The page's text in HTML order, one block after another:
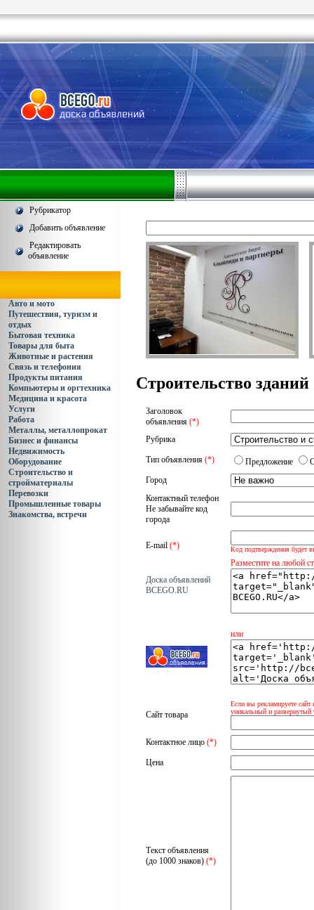
Рубрикатор
Добавить объявление
Редактировать
объявление
Авто и мото
Путешествия, туризм и
отдых
Бытовая техника
Товары для быта
Животные и растения
Связь и телефония
Продукты питания
Компьютеры и оргтехника
Медицина и красота
Услуги
Работа
Металлы, металлопрокат
Бизнес и финансы
Недвижимость
Оборудование
Строительство и
стройматериалы
Перевозки
Промышленные товары
Знакомства, встречи
Строительство зданий
Заголовок
объявления (*)
Рубрика
Тип объявления (*) Предложение
Город
Контактный телефон
Не забывайте код
города
E-mail (*) Код подтверждения будет
Доска объявлений
BCEGO.RU
Разместите на любой
или
Сайт товара
Если вы рекламируете сайт
уникальный и развернутый
Контактное лицо (*)
Цена
Текст объявления
(до 1000 знаков) (*)